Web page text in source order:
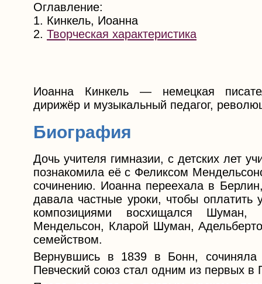
Оглавление:
1. Кинкель, Иоанна
2. Творческая характеристика
Иоанна Кинкель — немецкая
дирижёр и музыкальный педагог,
Биография
Дочь учителя гимназии, с детских лет
познакомила её с Феликсом
сочинению. Иоанна переехала в
давала частные уроки, чтобы оплатить
композициями восхищался
Мендельсон, Кларой Шуман,
семейством.
Вернувшись в 1839 в Бонн, сочиняла
Певческий союз стал одним из первых